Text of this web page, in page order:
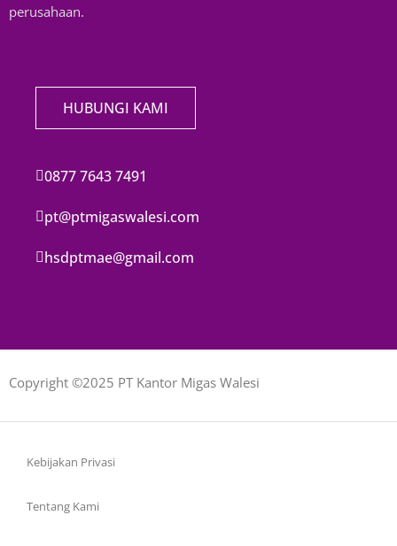
perusahaan.
HUBUNGI KAMI
0877 7643 7491
pt@ptmigaswalesi.com
hsdptmae@gmail.com
Copyright ©2025 PT Kantor Migas Walesi
Kebijakan Privasi
Tentang Kami